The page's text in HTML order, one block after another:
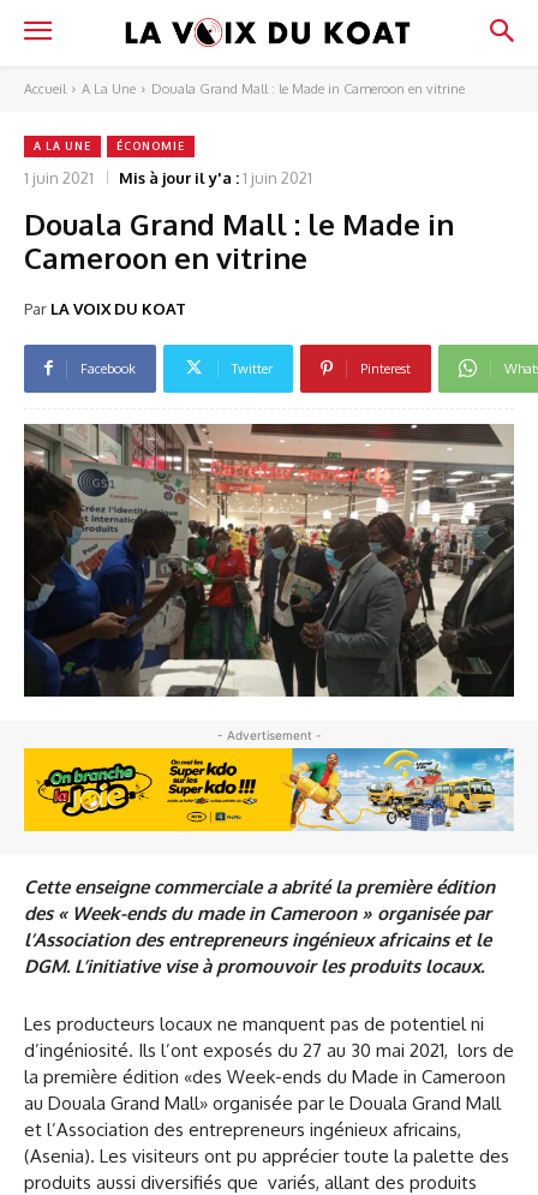
Accueil A La Une Douala Grand Mall : le Made in Cameroon en vitrine
A LA UNE ÉCONOMIE
1 juin 2021 Mis à jour il y'a :1 juin 2021
Douala Grand Mall : le Made in
Cameroon en vitrine
Par LA VOIX DU KOAT
Facebook Twitter Pinterest
- Advertisement -
Cette enseigne commerciale a abrité la première édition
des « Week-ends du made in Cameroon » organisée par
l’Association des entrepreneurs ingénieux africains et le
DGM. L’initiative vise à promouvoir les produits locaux.
Les producteurs locaux ne manquent pas de potentiel ni
d’ingéniosité. Ils l’ont exposés du 27 au 30 mai 2021, lors de
la première édition «des Week-ends du Made in Cameroon
au Douala Grand Mall» organisée par le Douala Grand Mall
et l’Association des entrepreneurs ingénieux africains,
(Asenia). Les visiteurs ont pu apprécier toute la palette des
produits aussi diversifiés que variés, allant des produits